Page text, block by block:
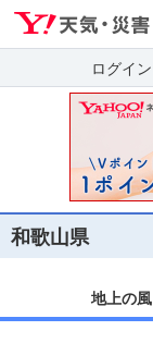
ログイン
和歌山県
地上の風